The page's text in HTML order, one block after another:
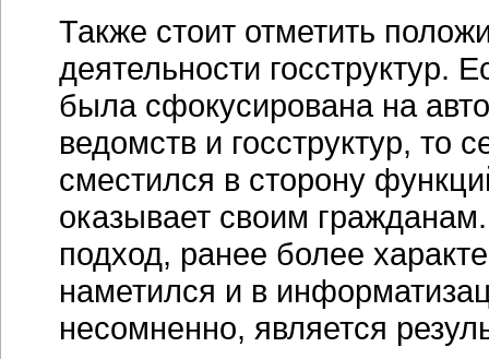
Также стоит отметить
деятельности госструктур.
была сфокусирована на
ведомств и госструктур, то
сместился в сторону
оказывает своим
подход, ранее более
наметился и в
несомненно, является